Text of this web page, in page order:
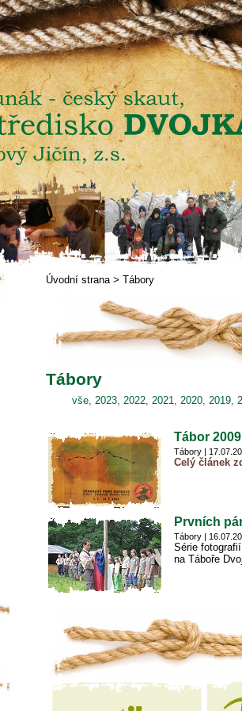
Úvodní strana> Tábory
Tábory
vše, 2023, 2022, 2021, 2020, 2019,
Tábor 2009
Tábory |
Celý článek
Prvních
Tábory |
Série
na Táboře